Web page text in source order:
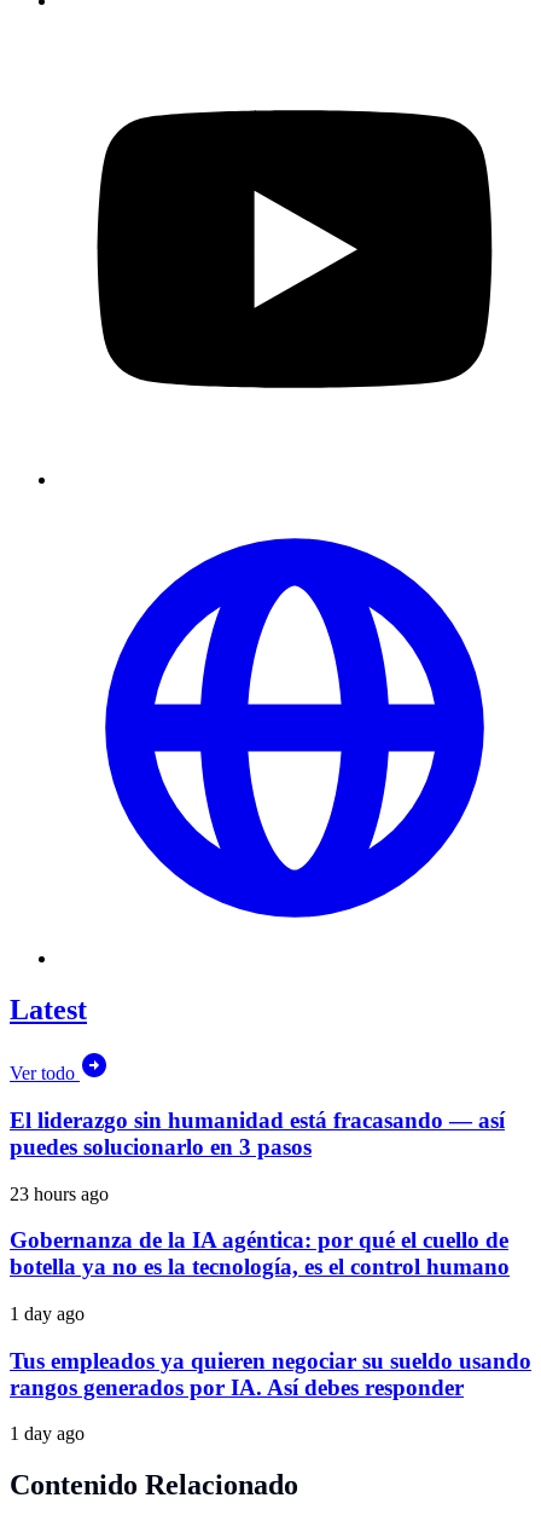
Latest
Ver todo
El liderazgo sin humanidad está fracasando — así
puedes solucionarlo en 3 pasos
23 hours ago
Gobernanza de la IA agéntica: por qué el cuello de
botella ya no es la tecnología, es el control humano
1 day ago
Tus empleados ya quieren negociar su sueldo usando
rangos generados por IA. Así debes responder
1 day ago
Contenido Relacionado